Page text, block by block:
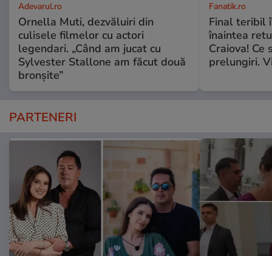
Adevarul.ro
Ornella Muti, dezvăluiri din
culisele filmelor cu actori
legendari. „Când am jucat cu
Sylvester Stallone am făcut două
bronșite”
Fanatik.ro
Final teribil
înaintea
Craiova!
prelungiri.
PARTENERI